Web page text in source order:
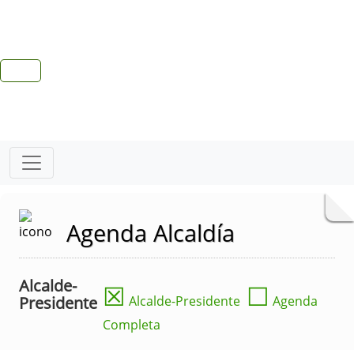
Agenda Alcaldía
Alcalde-
Presidente ☒ Alcalde-Presidente ☐ Agenda
Completa